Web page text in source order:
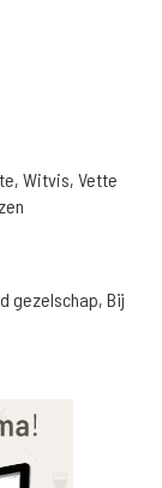
Witvis, Vette
gezelschap, Bij